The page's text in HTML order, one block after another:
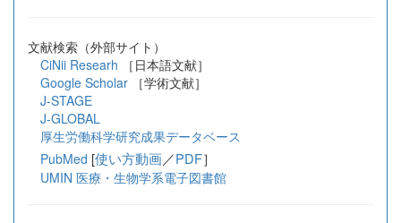
文献検索（外部サイト）
CiNii Researh ［日本語文献］
Google Scholar
［学術文献］
J-STAGE
J-GLOBAL
厚生労働科学研究成果データベース
PubMed [使い方動画／PDF］
UMIN 医療・生物学系電子図書館